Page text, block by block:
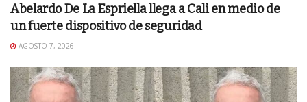
Abelardo De La Espriella llega a Cali en medio de
un fuerte dispositivo de seguridad
AGOSTO 7, 2026